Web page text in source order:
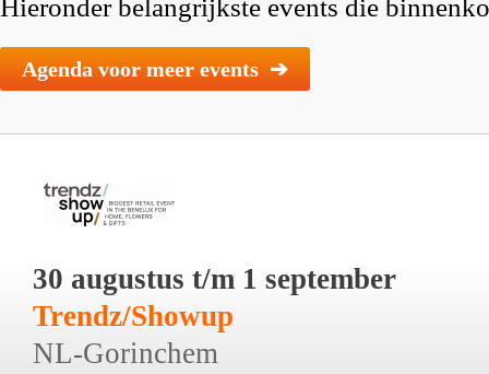
Agenda voor meer events ➔
30 augustus t/m 1 september
Trendz/Showup
NL-Gorinchem